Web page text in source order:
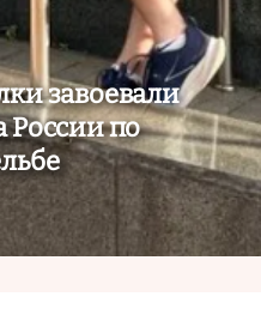
завоевали
России по